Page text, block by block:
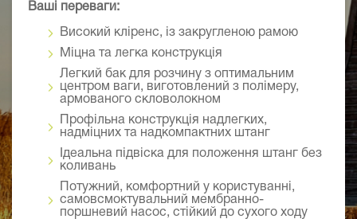
Ваші переваги:
Високий кліренс, із закругленою рамою
Міцна та легка конструкція
Легкий бак для розчину з оптимальним
центром ваги, виготовлений з полімеру,
армованого скловолокном
Профільна конструкція надлегких,
надміцних та надкомпактних штанг
Ідеальна підвіска для положення штанг без
коливань
Потужний, комфортний у користуванні,
самовсмоктувальний мембранно-
поршневий насос, стійкий до сухого ходу